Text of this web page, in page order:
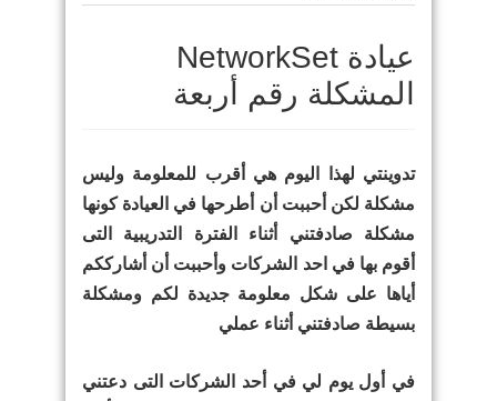
عيادة NetworkSet
المشكلة رقم أربعة
تدوينتي لهذا اليوم هي أقرب للمعلومة وليس
مشكلة لكن أحببت أن أطرحها في العيادة كونها
مشكلة صادفتني أثناء الفترة التدريبية التى
أقوم بها في احد الشركات وأحببت أن أشارككم
أياها على شكل معلومة جديدة لكم ومشكلة
بسيطة صادفتني أثناء عملي
في أول يوم لي في أحد الشركات التى دعتني